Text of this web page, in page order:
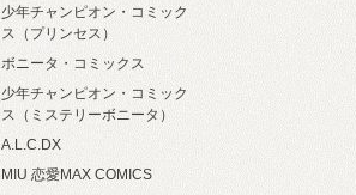
少年チャンピオン・コミック
ス（プリンセス）
ボニータ・コミックス
少年チャンピオン・コミック
ス（ミステリーボニータ）
A.L.C.DX
MIU 恋愛MAX COMICS